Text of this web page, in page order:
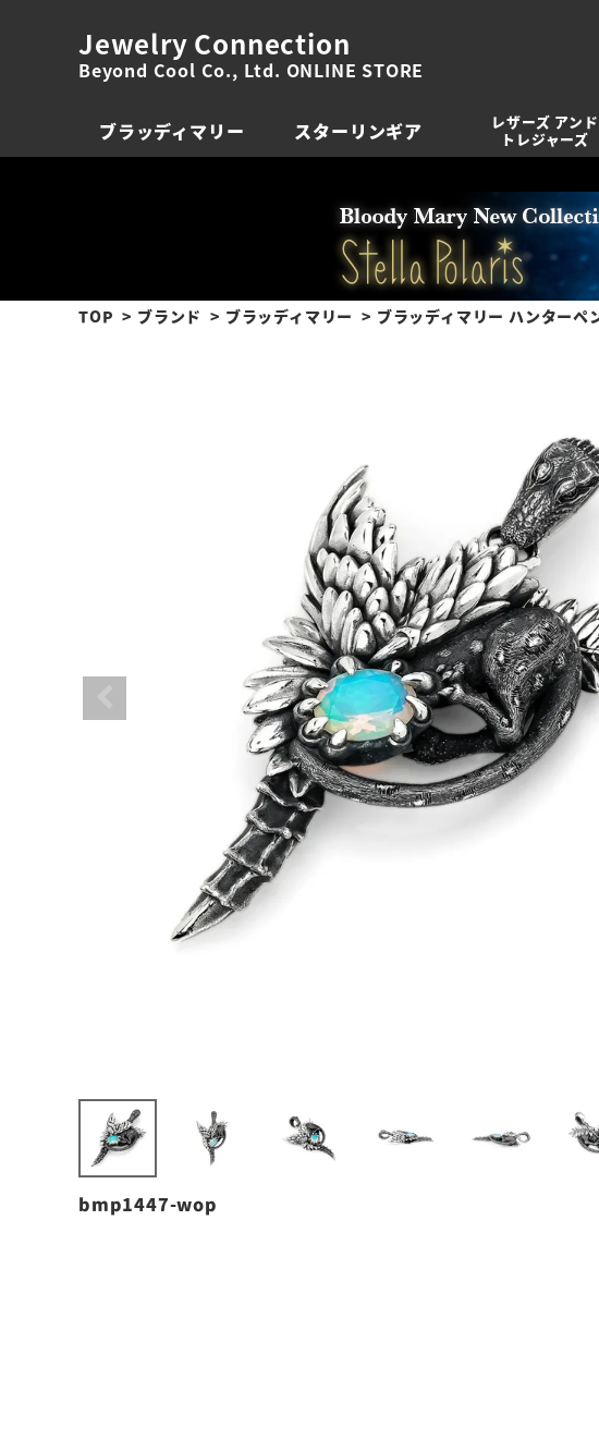
Jewelry Connection
Beyond Cool Co., Ltd. ONLINE STORE
ブラッディマリー スターリンギア
レザーズ アンド
トレジャーズ
TOP ブランド ブラッディマリー ブラッディマリー ハンター
bmp1447-wop